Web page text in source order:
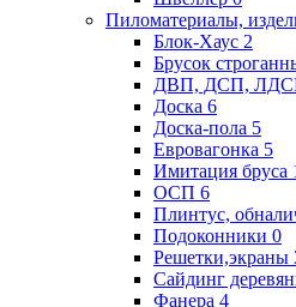
Пиломатериалы,
Блок-Хаус 2
Брусок
ДВП, ДСП,
Доска 6
Доска-пола 5
Евровагонка 5
Имитация бруса
ОСП 6
Плинтус,
Подоконники 0
Решетки,экраны
Сайдинг
Фанера 4